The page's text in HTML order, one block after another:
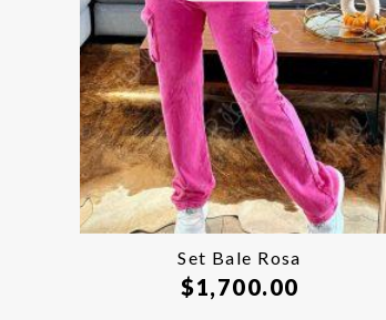
Set Bale Rosa
$1,700.00